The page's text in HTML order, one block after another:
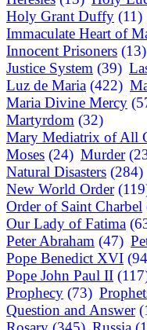
Holy Grant Duffy (11)
Immaculate Heart of
Innocent Prisoners (13)
Justice System (39)
Luz de Maria (422)
Maria Divine Mercy
Martyrdom (32)
Mary Mediatrix of All
Moses (24) Murder
Natural Disasters (284)
New World Order
Order of Saint Charbel
Our Lady of Fatima
Peter Abraham (47)
Pope Benedict XVI
Pope John Paul II
Prophecy (73)
Question and Answer